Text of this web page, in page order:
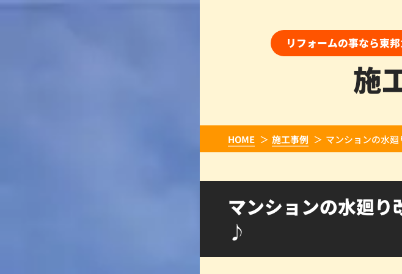
リフォームの事なら東
施
HOME 施工事例 マンションの水
マンションの水廻
♪